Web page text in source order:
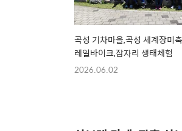
곡성 기차마을,곡성 세계장미
레일바이크,잠자리 생태체험
2026.06.02